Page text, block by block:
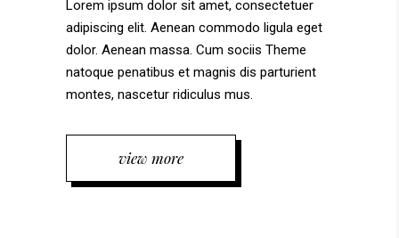
Lorem ipsum dolor sit amet, consectetuer
adipiscing elit. Aenean commodo ligula eget
dolor. Aenean massa. Cum sociis Theme
natoque penatibus et magnis dis parturient
montes, nascetur ridiculus mus.
view more